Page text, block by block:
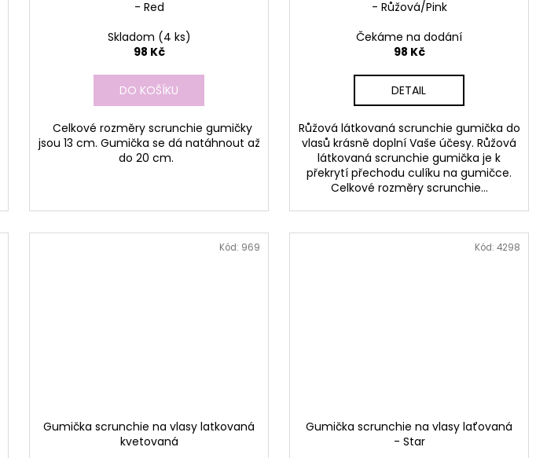
- Red
Skladom (4 ks)
98 Kč
DO KOŠÍKU
Celkové rozměry scrunchie gumičky
jsou 13 cm. Gumička se dá natáhnout až
do 20 cm.
- Růžová/Pink
Čekáme na dodání
98 Kč
DETAIL
Růžová látkovaná scrunchie gumička do
vlasů krásně doplní Vaše účesy. Růžová
látkovaná scrunchie gumička je k
překrytí přechodu culíku na gumičce.
Celkové rozměry scrunchie...
Gumička scrunchie na vlasy latkovaná
kvetovaná
Kód: 969
Gumička scrunchie na vlasy laťovaná
- Star
Kód: 4298